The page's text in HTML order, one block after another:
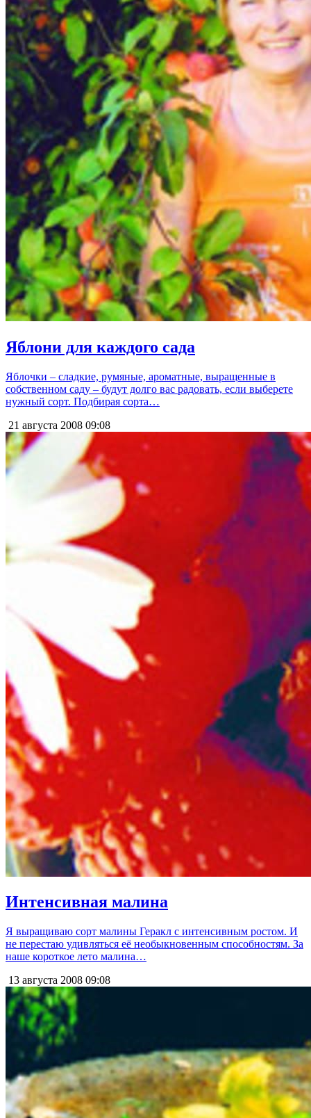
Яблони для каждого сада
Яблочки – сладкие, румяные, ароматные, выращенные в
собственном саду – будут долго вас радовать, если выберете
нужный сорт. Подбирая сорта…
21 августа 2008 09:08
Интенсивная малина
Я выращиваю сорт малины Геракл с интенсивным ростом. И
не перестаю удивляться её необыкновенным способностям. За
наше короткое лето малина…
13 августа 2008 09:08